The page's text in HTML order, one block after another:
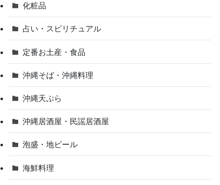
化粧品
占い・スピリチュアル
定番お土産・食品
沖縄そば・沖縄料理
沖縄天ぷら
沖縄居酒屋・民謡居酒屋
泡盛・地ビール
海鮮料理